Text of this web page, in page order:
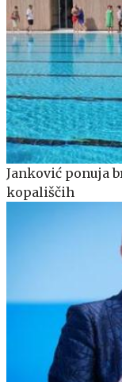
Janković ponuja
kopališčih